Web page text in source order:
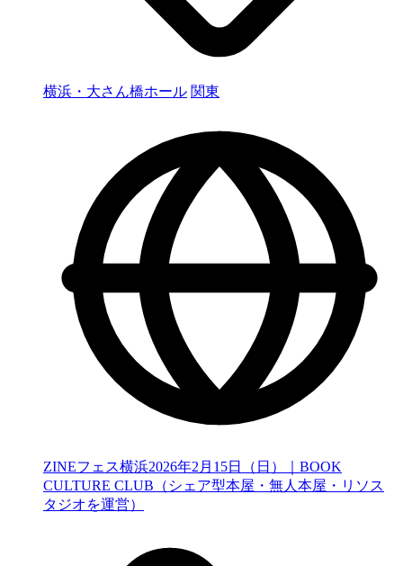
横浜・大さん橋ホール 関東
ZINEフェス横浜2026年2月15日（日）｜BOOK
CULTURE CLUB（シェア型本屋・無人本屋・リソス
タジオを運営）